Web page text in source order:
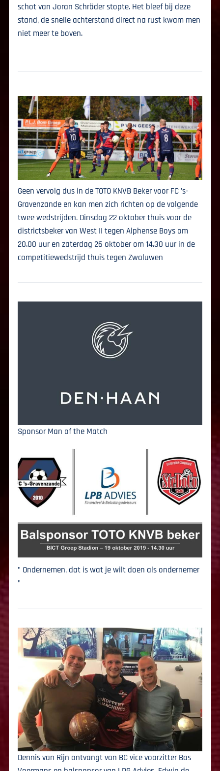
schot van Joran Schröder stopte. Het bleef bij deze
stand, de snelle achterstand direct na rust kwam men
niet meer te boven.
Geen vervolg dus in de TOTO KNVB Beker voor FC ’s-
Gravenzande en kan men zich richten op de volgende
twee wedstrijden. Dinsdag 22 oktober thuis voor de
districtsbeker van West II tegen Alphense Boys om
20.00 uur en zaterdag 26 oktober om 14.30 uur in de
competitiewedstrijd thuis tegen Zwaluwen
Sponsor Man of the Match
" Ondernemen, dat is wat je wilt doen als ondernemer
"
Dennis van Rijn ontvangt van BC vice voorzitter Bas